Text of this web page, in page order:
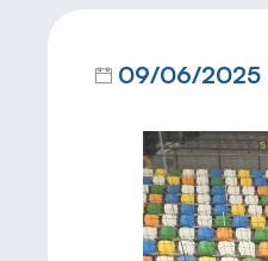
09/06/2025